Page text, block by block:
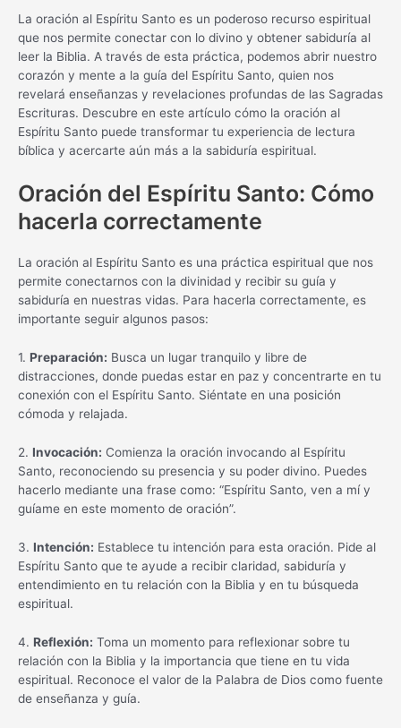
La oración al Espíritu Santo es un poderoso recurso espiritual
que nos permite conectar con lo divino y obtener sabiduría al
leer la Biblia. A través de esta práctica, podemos abrir nuestro
corazón y mente a la guía del Espíritu Santo, quien nos
revelará enseñanzas y revelaciones profundas de las Sagradas
Escrituras. Descubre en este artículo cómo la oración al
Espíritu Santo puede transformar tu experiencia de lectura
bíblica y acercarte aún más a la sabiduría espiritual.
Oración del Espíritu Santo: Cómo
hacerla correctamente
La oración al Espíritu Santo es una práctica espiritual que nos
permite conectarnos con la divinidad y recibir su guía y
sabiduría en nuestras vidas. Para hacerla correctamente, es
importante seguir algunos pasos:
1. Preparación: Busca un lugar tranquilo y libre de
distracciones, donde puedas estar en paz y concentrarte en tu
conexión con el Espíritu Santo. Siéntate en una posición
cómoda y relajada.
2. Invocación: Comienza la oración invocando al Espíritu
Santo, reconociendo su presencia y su poder divino. Puedes
hacerlo mediante una frase como: “Espíritu Santo, ven a mí y
guíame en este momento de oración”.
3. Intención: Establece tu intención para esta oración. Pide al
Espíritu Santo que te ayude a recibir claridad, sabiduría y
entendimiento en tu relación con la Biblia y en tu búsqueda
espiritual.
4. Reflexión: Toma un momento para reflexionar sobre tu
relación con la Biblia y la importancia que tiene en tu vida
espiritual. Reconoce el valor de la Palabra de Dios como fuente
de enseñanza y guía.